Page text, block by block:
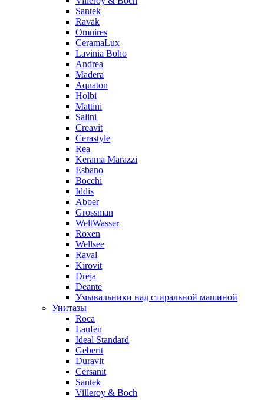
Santek
Ravak
Omnires
CeramaLux
Lavinia Boho
Andrea
Madera
Aquaton
Holbi
Mattini
Salini
Creavit
Cerastyle
Rea
Kerama Marazzi
Esbano
Bocchi
Iddis
Abber
Grossman
WeltWasser
Roxen
Wellsee
Raval
Kirovit
Dreja
Deante
Умывальники над стиральной машиной
Унитазы
Roca
Laufen
Ideal Standard
Geberit
Duravit
Cersanit
Santek
Villeroy & Boch